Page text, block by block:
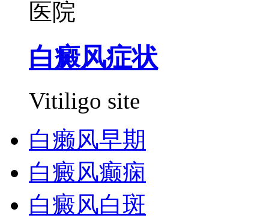
白癜风症状
Vitiligo site
白癞风早期
白癜风癫痫
白癜风白斑